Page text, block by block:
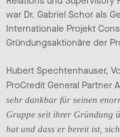
war Dr. Gabriel Schor als
Internationale Projekt
Gründungsaktionäre der
Hubert Spechtenhauser,
ProCredit General Partner
sehr dankbar für seinen
Gruppe seit ihrer Gründung
hat und dass er bereit ist,